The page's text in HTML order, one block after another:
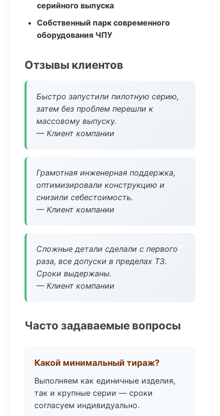
серийного выпуска
Собственный парк современного
оборудования ЧПУ
Отзывы клиентов
Быстро запустили пилотную серию,
затем без проблем перешли к
массовому выпуску.
— Клиент компании
Грамотная инженерная поддержка,
оптимизировали конструкцию и
снизили себестоимость.
— Клиент компании
Сложные детали сделали с первого
раза, все допуски в пределах ТЗ.
Сроки выдержаны.
— Клиент компании
Часто задаваемые вопросы
Какой минимальный тираж?
Выполняем как единичные изделия,
так и крупные серии — сроки
согласуем индивидуально.